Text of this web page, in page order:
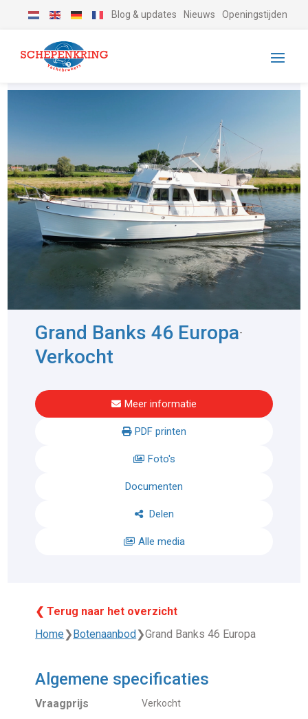
Blog & updates Nieuws Openingstijden
Grand Banks 46 Europa-
Verkocht
Meer informatie
PDF printen
Foto's
Documenten
Delen
Alle media
❮ Terug naar het overzicht
Home❯ Botenaanbod ❯Grand Banks 46 Europa
Algemene specificaties
Vraagprijs Verkocht